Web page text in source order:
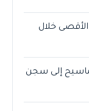
الأقصى خلال
إلى سجن